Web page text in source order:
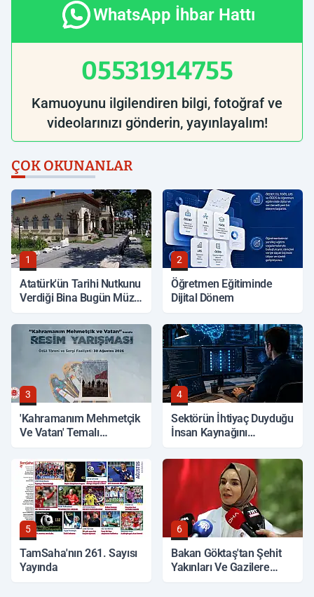
WhatsApp İhbar Hattı
05531914755
Kamuoyunu ilgilendiren bilgi, fotoğraf ve
videolarınızı gönderin, yayınlayalım!
ÇOK OKUNANLAR
1
Atatürk'ün Tarihi Nutkunu
Verdiği Bina Bugün Müze
2
Öğretmen Eğitiminde
Dijital Dönem
3
'Kahramanım Mehmetçik
Ve Vatan' Temalı
Başladı
4
Sektörün İhtiyaç Duyduğu
İnsan Kaynağını
5
TamSaha'nın 261. Sayısı
Yayında
6
Bakan Göktaş'tan Şehit
Yakınları Ve Gazilere